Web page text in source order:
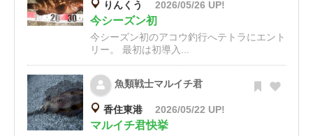
りんくう 2026/05/26 UP!
今シーズン初
今シーズン初のアコウ釣行へテトラにエント
リー。 最初は初導入...
魚類戦士マルイチ君
香住東港 2026/05/22 UP!
マルイチ君快挙